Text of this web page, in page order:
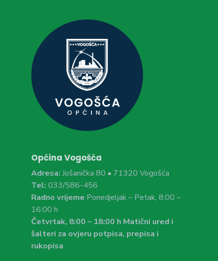
Općina Vogošća
Adresa: Jošanička 80 • 71320 Vogošća
Tel: 033/586-456
Radno vrijeme Ponedjeljak – Petak, 8:00 –
16:00 h
Četvrtak, 8:00 – 18:00 h Matični ured i
šalteri za ovjeru potpisa, prepisa i
rukopisa